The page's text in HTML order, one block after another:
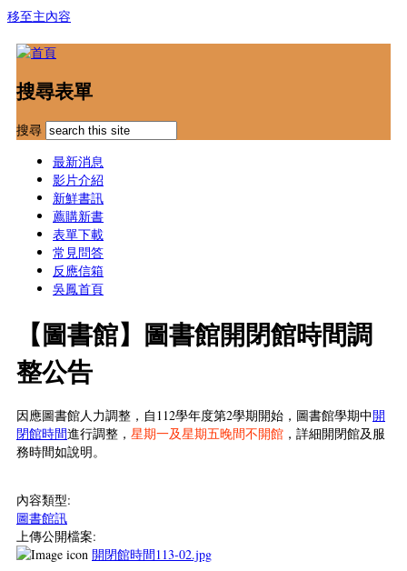
移至主內容
搜尋表單
搜尋
最新消息
影片介紹
新鮮書訊
薦購新書
表單下載
常見問答
反應信箱
吳鳳首頁
【圖書館】圖書館開閉館時間調
整公告
因應圖書館人力調整，自112學年度第2學期開始，圖書館學期中開
閉館時間進行調整， 星期一及星期五晚間不開館 ，詳細開閉館及服
務時間如說明。
內容類型:
圖書館訊
上傳公開檔案:
開閉館時間113-02.jpg